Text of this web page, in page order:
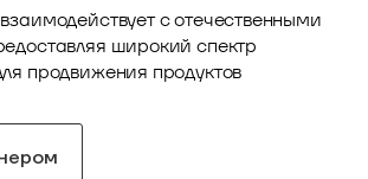
с отечественными
широкий спектр
продвижения продуктов